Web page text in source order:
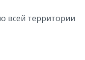
всей территории